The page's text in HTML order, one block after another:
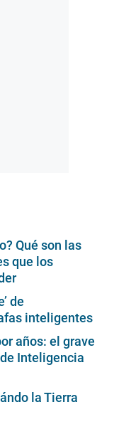
Qué son las
que los
de
inteligentes
años: el grave
Inteligencia
la Tierra